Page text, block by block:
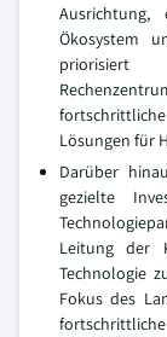
Ökosystem
Lösungen für
Darüber
gezielte
Leitung der
Technologie
Fokus des